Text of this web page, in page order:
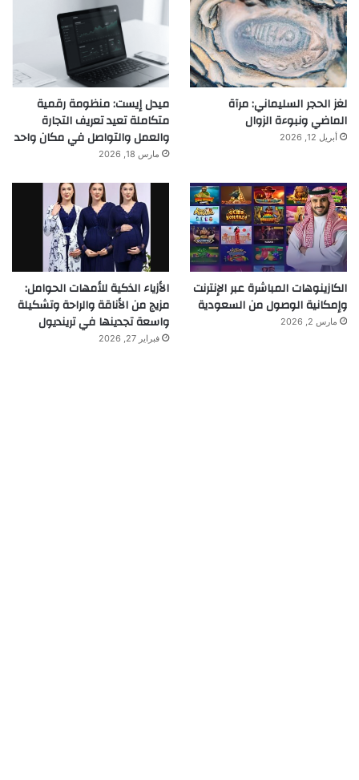
لغز الحجر السليماني: مرآة
الماضي ونبوءة الزوال
أبريل 12, 2026
ميدل إيست: منظومة رقمية
متكاملة تعيد تعريف التجارة
والعمل والتواصل في مكان واحد
مارس 18, 2026
الكازينوهات المباشرة عبر الإنترنت
وإمكانية الوصول من السعودية
مارس 2, 2026
الأزياء الذكية للأمهات الحوامل:
مزيج من الأناقة والراحة وتشكيلة
واسعة تجدينها في ترينديول
فبراير 27, 2026